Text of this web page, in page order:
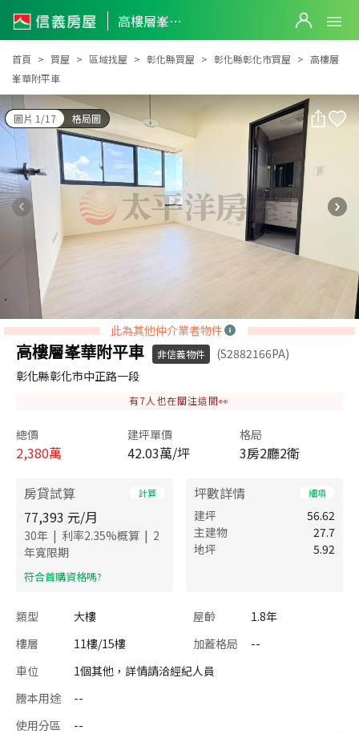
高樓層峯華附平車
高樓層峯華附平車
首頁 買屋 區域找屋 彰化縣買屋 彰化縣彰化市買屋
高樓層
峯華附平車
圖片 1/17 格局圖
此為其他仲介業者物件
高樓層峯華附平車 非信義物件
(S2882166PA)
彰化縣彰化市中正路一段
有7人也在關注這間👀
總價
2,380萬
建坪單價
42.03萬/坪
格局
3房2廳2衛
房貸試算 計算
77,393 元/月
30年 | 利率2.35%概算 | 2
年寬限期
​符合首購資格嗎?
坪數詳情 細項
建坪
56.62
主建物
27.7
地坪
5.92
類型 大樓 屋齡
1.8年
樓層
11樓/15樓 加蓋格局
--
車位
1個其他，詳情請洽經紀人員
謄本用途
--
使用分區
--